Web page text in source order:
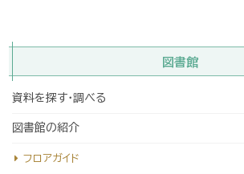
図書館
資料を探す・調べる
図書館の紹介
フロアガイド